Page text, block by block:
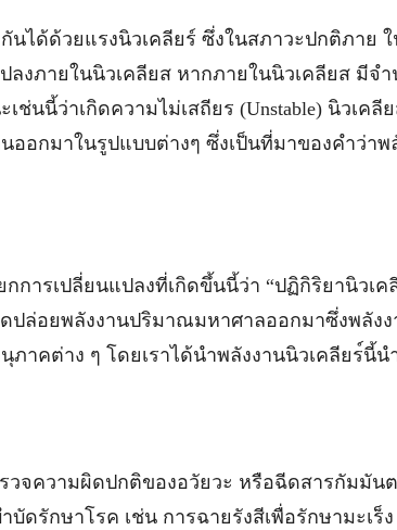
ได้ด้วยแรงนิวเคลียร์ ซึ่งในสภาวะปกติภาย
ลงภายในนิวเคลียส หากภายในนิวเคลียส มีจ
นนี้ว่าเกิดความไม่เสถียร (Unstable) นิวเคลี
ออกมาในรูปแบบต่างๆ ซึ่งเป็นที่มาของคำว่าพ
การเปลี่ยนแปลงที่เกิดขึ้นนี้ว่า “ปฏิกิริยานิวเค
ปล่อยพลังงานปริมาณมหาศาลออกมาซึ่งพลัง
าคต่าง ๆ โดยเราได้นำพลังงานนิวเคลียร์นี้น
วจความผิดปกติของอวัยวะ หรือฉีดสารกัมมัน
ดรักษาโรค เช่น การฉายรังสีเพื่อรักษามะเร็